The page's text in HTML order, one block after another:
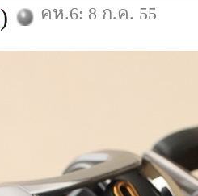
) คห.6: 8 ก.ค. 55